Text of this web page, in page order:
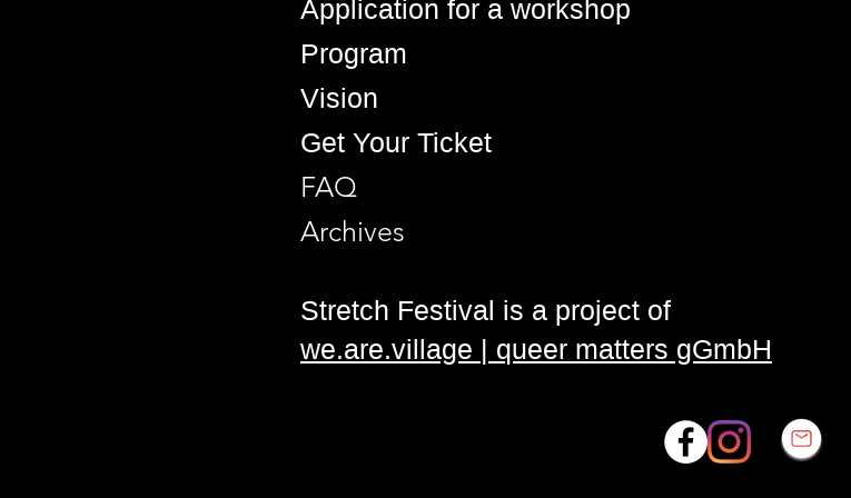
Application for a workshop
Program
Vision
Get Your Ticket
FAQ
Archives
Stretch Festival is a project of
we.are.village | queer matters gGmbH